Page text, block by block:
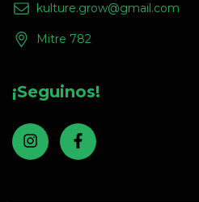
kulture.grow@gmail.com
Mitre 782
¡Seguinos!